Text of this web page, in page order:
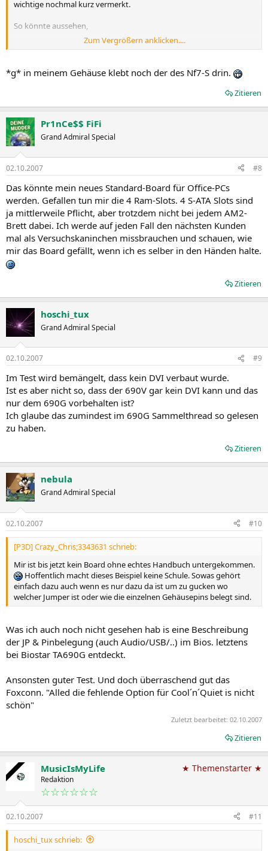
wichtige nochmal kurz vermerkt.
So könnte aussehen,
Zum Vergrößern anklicken....
*g* in meinem Gehäuse klebt noch der des Nf7-S drin.
Zitieren
Pr1nCe$$ FiFi
Grand Admiral Special
02.10.2007 #8
Das könnte mein neues Standard-Board für Office-PCs
werden. Gefallen tun mir die 4 Ram-Slots. 4 S-ATA Slots sind
ja mittlerweile Pflicht, aber trotzdem nicht bei jedem AM2-
Brett dabei. Ich werde auf jeden Fall den nächsten Kunden
mal als Versuchskaninchen missbrauchen und schauen, wie
mir das Board gefällt, wenn ich es selber in den Händen halte.
Zitieren
hoschi_tux
Grand Admiral Special
02.10.2007 #9
Im Test wird bemängelt, dass kein DVI verbaut wurde.
Ist es aber nicht so, dass der 690V gar kein DVI kann und das
nur dem 690G vorbehalten ist?
Ich glaube das zumindest im 690G Sammelthread so gelesen
zu haben.
Zitieren
nebula
Grand Admiral Special
02.10.2007 #10
[P3D] Crazy_Chris;3343631 schrieb:
Mir ist bis jetzt kein Board ohne echtes Handbuch untergekommen.
Hoffentlich macht dieses Beispiel keine Schule. Sowas gehört
einfach dazu auch wenn es nur dazu da ist um zu gucken wo
welcher Jumper ist oder wie die einzelnen Gehäusepins belegt sind.
Was ich auch noch nicht gesehen hab is eine Beschreibung
der JP & Pinbelegung (auch Audio/USB/..) im Bios. letztens
bei Biostar TA690G entdeckt.
Ansonsten guter Test. Und doch überraschend gut das
Foxconn. "Alled die fehlende Option für Cool´n´Quiet is nicht
schön"
Zuletzt bearbeitet: 02.10.2007
Zitieren
MusicIsMyLife
Redaktion
☆☆☆☆☆☆
★ Themenstarter ★
02.10.2007 #11
hoschi_tux schrieb: